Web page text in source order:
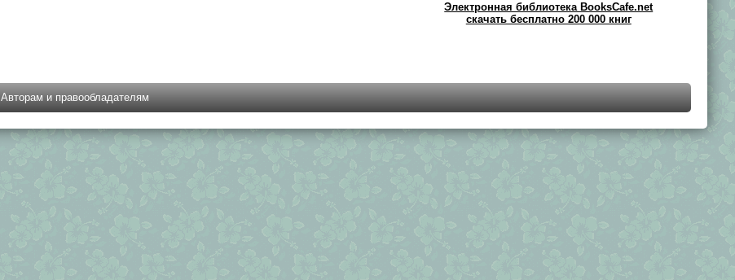
Электронная библиотека BooksCafe.net
скачать бесплатно 200 000 книг
Авторам и правообладателям